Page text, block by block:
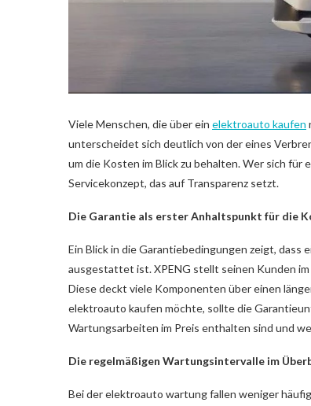
Viele Menschen, die über ein elektroauto kaufen
unterscheidet sich deutlich von der eines
um die Kosten im Blick zu behalten. Wer sich
Servicekonzept, das auf Transparenz setzt.
Die Garantie als erster Anhaltspunkt für die
Ein Blick in die Garantiebedingungen zeigt,
ausgestattet ist. XPENG stellt seinen Kunden im
Diese deckt viele Komponenten über einen
elektroauto kaufen möchte, sollte die
Wartungsarbeiten im Preis enthalten sind und
Die regelmäßigen Wartungsintervalle im
Bei der elektroauto wartung fallen weniger